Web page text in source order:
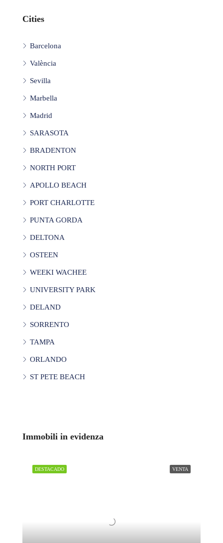
Cities
Barcelona
València
Sevilla
Marbella
Madrid
SARASOTA
BRADENTON
NORTH PORT
APOLLO BEACH
PORT CHARLOTTE
PUNTA GORDA
DELTONA
OSTEEN
WEEKI WACHEE
UNIVERSITY PARK
DELAND
SORRENTO
TAMPA
ORLANDO
ST PETE BEACH
Immobili in evidenza
VENTA
DESTACADO